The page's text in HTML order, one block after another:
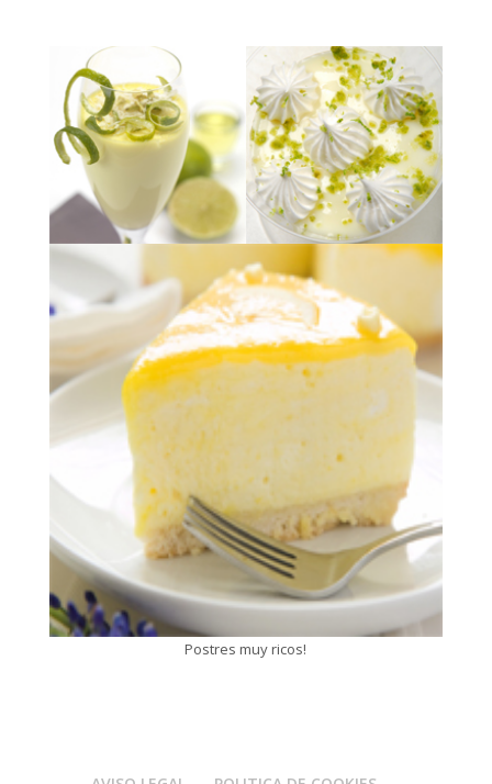
Postres muy ricos!